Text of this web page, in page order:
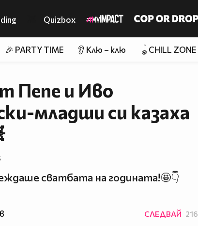
Quizbox
🎉 PARTY TIME 👂 Клю – клю 🪀CHILL ZONE
Пепе и Иво
младши си казаха
сватбата на годината!🤩👇
СЛЕДВАЙ 216